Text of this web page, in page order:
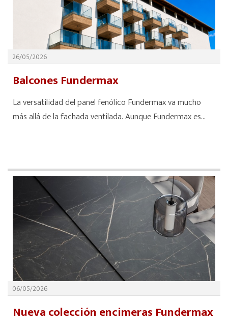
26/05/2026
Balcones Fundermax
La versatilidad del panel fenólico Fundermax va mucho
más allá de la fachada ventilada. Aunque Fundermax es...
06/05/2026
Nueva colección encimeras Fundermax